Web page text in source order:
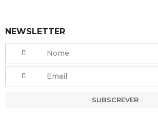
NEWSLETTER
SUBSCREVER